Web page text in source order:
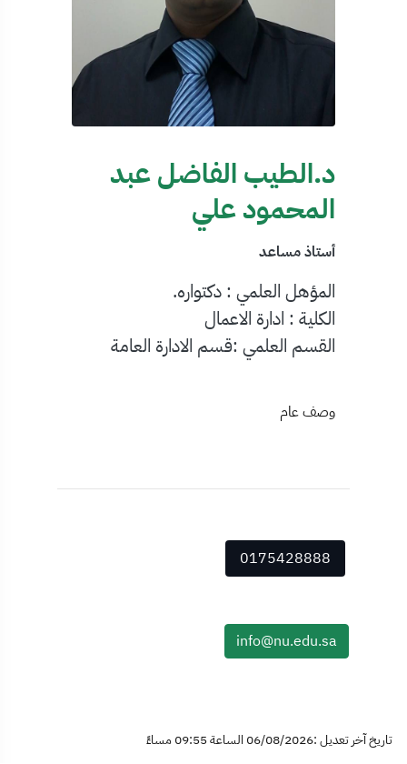
د.الطيب الفاضل عبد
المحمود علي
أستاذ مساعد
المؤهل العلمي : دكتواره.
الكلية : ادارة الاعمال
القسم العلمي :قسم الادارة العامة
وصف عام
0175428888
info@nu.edu.sa
تاريخ آخر تعديل :06/08/2026 الساعة 09:55 مساءً